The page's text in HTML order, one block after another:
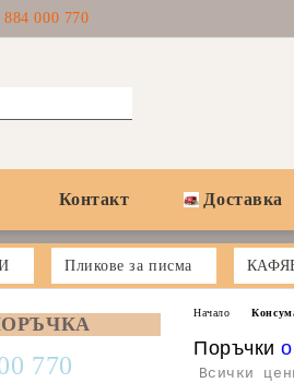
884 000 770
Контакт Доставка
Пликове за писма
770
Начало
Поръчки
Всички